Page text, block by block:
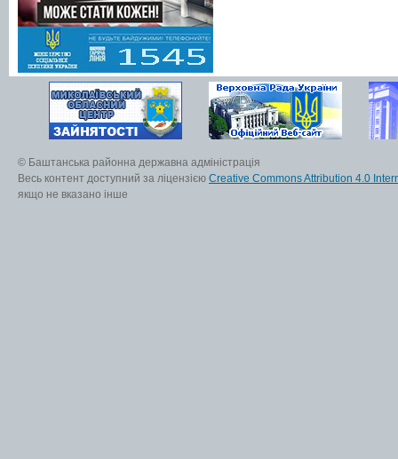
© Баштанська районна державна адміністрація
Весь контент доступний за ліцензією Creative Commons Attribution 4.0
якщо не вказано інше